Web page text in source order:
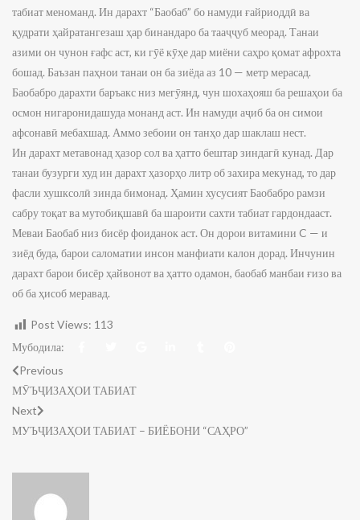
табиат меноманд. Ин дарахт “Баобаб” бо намуди ғайриоддӣ ва
қудрати ҳайратангезаш ҳар бинандаро ба тааҷҷуб меорад. Танаи
азими он чунон ғафс аст, ки гӯё кӯҳе дар миёни саҳро қомат афрохта
бошад. Баъзан паҳнои танаи он ба зиёда аз 10 — метр мерасад.
Баобабро дарахти баръакс низ мегӯянд, чун шохаҳояш ба решаҳои ба
осмон нигаронидашуда монанд аст. Ин намуди аҷиб ба он симои
афсонавӣ мебахшад. Аммо зебоии он танҳо дар шаклаш нест.
Ин дарахт метавонад ҳазор сол ва ҳатто бештар зиндагӣ кунад. Дар
танаи бузурги худ ин дарахт ҳазорҳо литр об захира мекунад, то дар
фасли хушксолӣ зинда бимонад. Ҳамин хусусият Баобабро рамзи
сабру тоқат ва мутобиқшавӣ ба шароити сахти табиат гардондааст.
Меваи Баобаб низ бисёр фоиданок аст. Он дорои витамини C — и
зиёд буда, барои саломатии инсон манфиати калон дорад. Инчунин
дарахт барои бисёр ҳайвонот ва ҳатто одамон, баобаб манбаи ғизо ва
об ба ҳисоб меравад.
Post Views: 113
Мубодила:
Previous
МӮЪҶИЗАҲОИ ТАБИАТ
Next
МУЪҶИЗАҲОИ ТАБИАТ – БИЁБОНИ “САҲРО”